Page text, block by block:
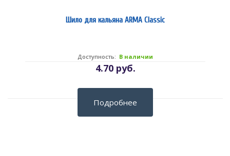
Шило для кальяна ARMA Classic
4.70 руб.
Доступность: В наличии
Подробнее